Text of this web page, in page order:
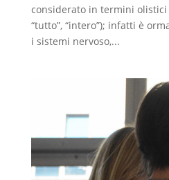
considerato in termini olistici
“tutto”, “intero”); infatti è
i sistemi nervoso,...